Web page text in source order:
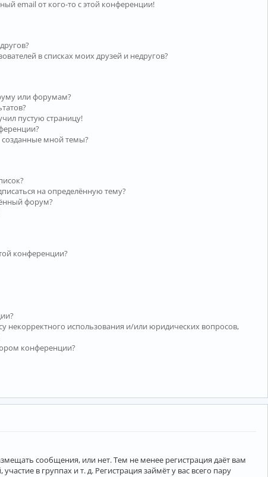
email от кого-то с этой конференции!
в списках моих друзей и недругов?
или форумам?
пустую страницу!
мной темы?
на определённую тему?
форум?
конференции?
некорректного использования и/или юридических вопросов,
конференции?
сообщения, или нет. Тем не менее регистрация даёт вам
в группах и т. д. Регистрация займёт у вас всего пару